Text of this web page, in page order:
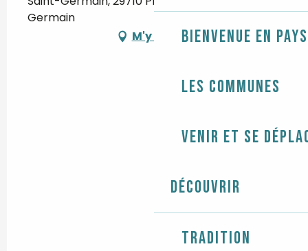
Bienvenue en
Les communes
Venir et se
Découvrir
Tradition
Germain
M'y rendre